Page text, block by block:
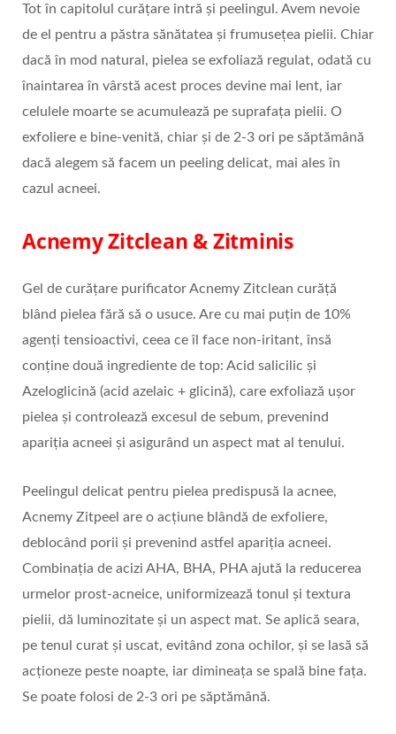
Tot în capitolul curățare intră și peelingul. Avem nevoie
de el pentru a păstra sănătatea și frumusețea pielii. Chiar
dacă în mod natural, pielea se exfoliază regulat, odată cu
înaintarea în vârstă acest proces devine mai lent, iar
celulele moarte se acumulează pe suprafața pielii. O
exfoliere e bine-venită, chiar și de 2-3 ori pe săptămână
dacă alegem să facem un peeling delicat, mai ales în
cazul acneei.
Acnemy Zitclean & Zitminis
Gel de curățare purificator Acnemy Zitclean curăță
blând pielea fără să o usuce. Are cu mai puțin de 10%
agenți tensioactivi, ceea ce îl face non-iritant, însă
conține două ingrediente de top: Acid salicilic și
Azeloglicină (acid azelaic + glicină), care exfoliază ușor
pielea și controlează excesul de sebum, prevenind
apariția acneei și asigurând un aspect mat al tenului.
Peelingul delicat pentru pielea predispusă la acnee,
Acnemy Zitpeel are o acțiune blândă de exfoliere,
deblocând porii și prevenind astfel apariția acneei.
Combinația de acizi AHA, BHA, PHA ajută la reducerea
urmelor prost-acneice, uniformizează tonul și textura
pielii, dă luminozitate și un aspect mat. Se aplică seara,
pe tenul curat și uscat, evitând zona ochilor, și se lasă să
acționeze peste noapte, iar dimineața se spală bine fața.
Se poate folosi de 2-3 ori pe săptămână.